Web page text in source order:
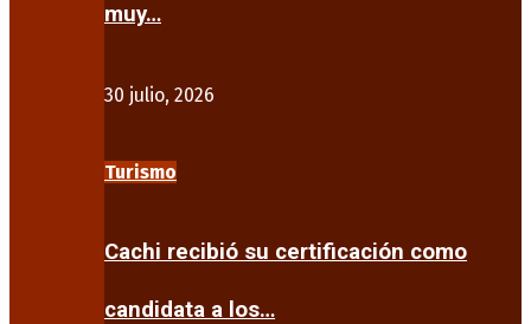
muy…
30 julio, 2026
Turismo
Cachi recibió su certificación como
candidata a los…